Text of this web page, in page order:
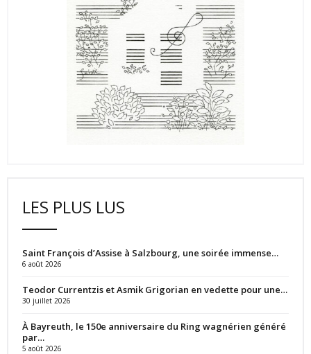
LES PLUS LUS
Saint François d’Assise à Salzbourg, une soirée immense…
6 août 2026
Teodor Currentzis et Asmik Grigorian en vedette pour une…
30 juillet 2026
À Bayreuth, le 150e anniversaire du Ring wagnérien généré
par…
5 août 2026